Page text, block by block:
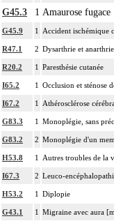
G45.3
1 Amaurose fugace
G45.9 1 Accident ischémique
R47.1 2 Dysarthrie et anarthrie
R20.2 1 Paresthésie cutanée
I65.2 1 Occlusion et sténose
I67.2 1 Athérosclérose
G83.3 1 Monoplégie, sans
G83.2 2 Monoplégie d'un
H53.8 1 Autres troubles de la
I67.3 2 Leuco-
H53.2 1 Diplopie
G43.1 1 Migraine avec aura